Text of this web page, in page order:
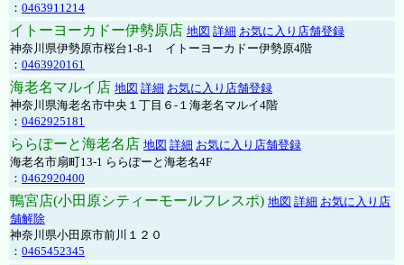
： 0463911214
イトーヨーカドー伊勢原店 地図 詳細 お気に入り店舗登録
神奈川県伊勢原市桜台1-8-1 イトーヨーカドー伊勢原4階
： 0463920161
海老名マルイ店 地図 詳細 お気に入り店舗登録
神奈川県海老名市中央１丁目６-１海老名マルイ4階
： 0462925181
ららぽーと海老名店 地図 詳細 お気に入り店舗登録
海老名市扇町13-1 ららぽーと海老名4F
： 0462920400
鴨宮店(小田原シティーモールフレスポ) 地図 詳細 お気に入り店
舗解除
神奈川県小田原市前川１２０
： 0465452345